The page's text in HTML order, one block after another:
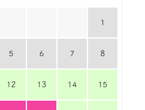
1
5 6 7 8
12 13 14 15